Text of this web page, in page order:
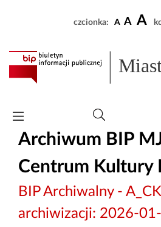
czcionka: A A A
Archiwum BIP
Centrum Kultury
BIP Archiwalny -
archiwizacji: 2026-